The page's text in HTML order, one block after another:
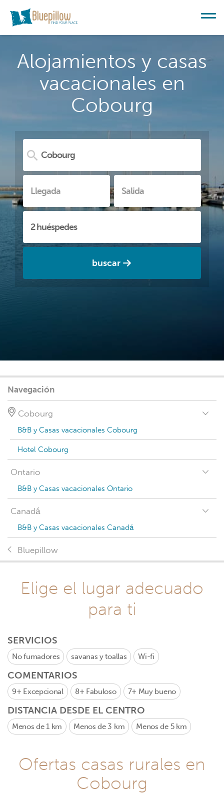
Alojamientos y casas
vacacionales en
Cobourg
buscar
Navegación
Cobourg
B&B y Casas vacacionales Cobourg
Hotel Cobourg
Ontario
B&B y Casas vacacionales Ontario
Canadá
B&B y Casas vacacionales Canadá
Bluepillow
Elige el lugar adecuado
para ti
SERVICIOS
No fumadores savanas y toallas Wi-fi
COMENTARIOS
9+ Excepcional 8+ Fabuloso 7+ Muy bueno
DISTANCIA DESDE EL CENTRO
Menos de 1 km Menos de 3 km Menos de 5 km
Ofertas casas rurales en
Cobourg